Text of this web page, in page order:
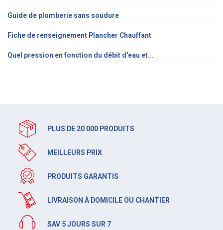
Guide de plomberie sans soudure
Fiche de renseignement Plancher Chauffant
Quel pression en fonction du débit d'eau et...
PLUS DE 20 000 PRODUITS
MEILLEURS PRIX
PRODUITS GARANTIS
LIVRAISON À DOMICILE OU CHANTIER
SAV 5 JOURS SUR 7